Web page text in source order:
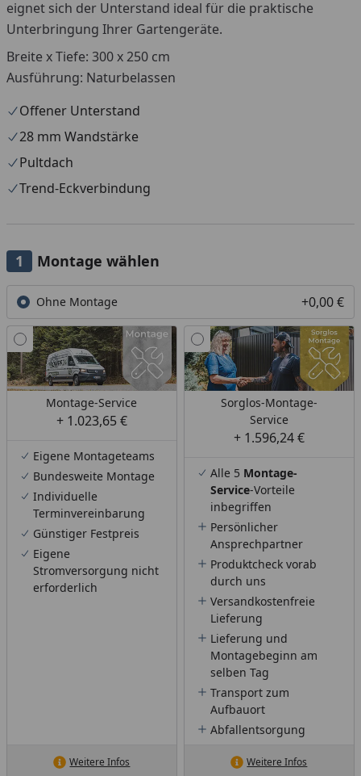
eignet sich der Unterstand ideal für die praktische
Unterbringung Ihrer Gartengeräte.
Breite x Tiefe: 300 x 250 cm
Ausführung: Naturbelassen
Offener Unterstand
28 mm Wandstärke
Pultdach
Trend-Eckverbindung
Montage wählen
Ohne Montage +0,00 €
Montage-Service
+ 1.023,65 €
Eigene Montageteams
Bundesweite Montage
Individuelle
Terminvereinbarung
Günstiger Festpreis
Eigene
Stromversorgung nicht
erforderlich
Weitere Infos
Sorglos-Montage-
Service
+ 1.596,24 €
Alle 5 Montage-
Service-Vorteile
inbegriffen
Persönlicher
Ansprechpartner
Produktcheck vorab
durch uns
Versandkostenfreie
Lieferung
Lieferung und
Montagebeginn am
selben Tag
Transport zum
Aufbauort
Abfallentsorgung
Weitere Infos